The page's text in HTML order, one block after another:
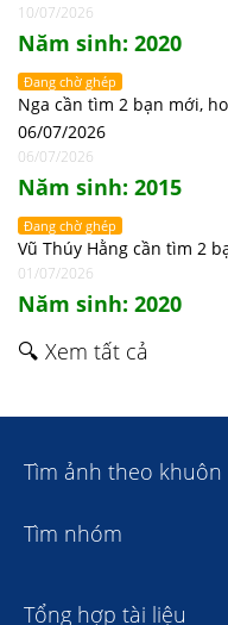
10/07/2026
Năm sinh: 2020
Đang chờ ghép
Nga cần tìm 2 bạn mới,
06/07/2026
06/07/2026
Năm sinh: 2015
Đang chờ ghép
Vũ Thúy Hằng cần tìm 2
01/07/2026
Năm sinh: 2020
🔍 Xem tất cả
Tìm ảnh theo khuôn
Tìm nhóm
Tổng hợp tài liệu